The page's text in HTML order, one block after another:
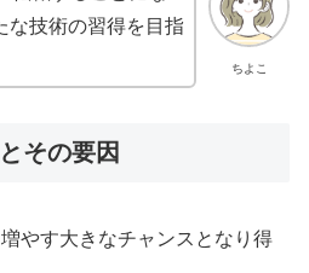
ちよこ
な技術の習得を目指
その要因
やす大きなチャンスとなり得